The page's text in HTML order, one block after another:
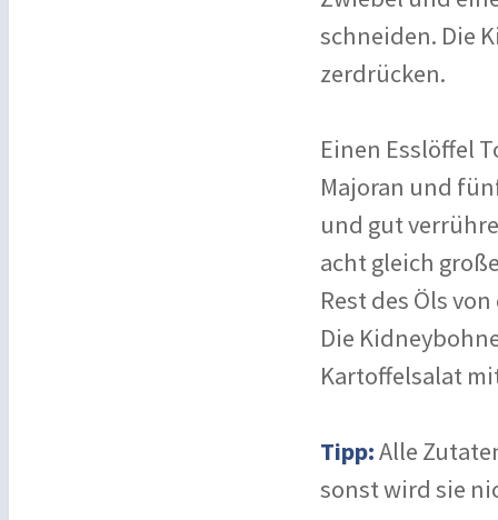
schneiden. Die
zerdrücken.
Einen Esslöffel
Majoran und
und gut
acht gleich
Rest des Öls
Die
Kartoffelsalat
Tipp:Alle
sonst wird sie